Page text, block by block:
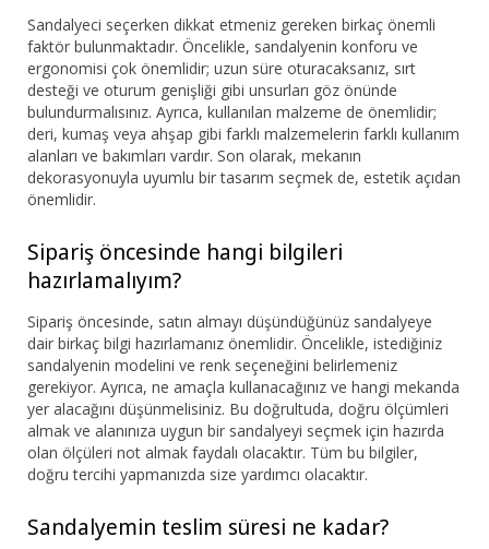
Sandalyeci seçerken dikkat etmeniz gereken birkaç önemli
faktör bulunmaktadır. Öncelikle, sandalyenin konforu ve
ergonomisi çok önemlidir; uzun süre oturacaksanız, sırt
desteği ve oturum genişliği gibi unsurları göz önünde
bulundurmalısınız. Ayrıca, kullanılan malzeme de önemlidir;
deri, kumaş veya ahşap gibi farklı malzemelerin farklı kullanım
alanları ve bakımları vardır. Son olarak, mekanın
dekorasyonuyla uyumlu bir tasarım seçmek de, estetik açıdan
önemlidir.
Sipariş öncesinde hangi bilgileri
hazırlamalıyım?
Sipariş öncesinde, satın almayı düşündüğünüz sandalyeye
dair birkaç bilgi hazırlamanız önemlidir. Öncelikle, istediğiniz
sandalyenin modelini ve renk seçeneğini belirlemeniz
gerekiyor. Ayrıca, ne amaçla kullanacağınız ve hangi mekanda
yer alacağını düşünmelisiniz. Bu doğrultuda, doğru ölçümleri
almak ve alanınıza uygun bir sandalyeyi seçmek için hazırda
olan ölçüleri not almak faydalı olacaktır. Tüm bu bilgiler,
doğru tercihi yapmanızda size yardımcı olacaktır.
Sandalyemin teslim süresi ne kadar?